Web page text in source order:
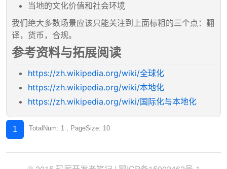
当地的文化价值和社会环境
我们绝大多数场景应该只能关注到上面标粗的三个点：翻
译，货币，合规。
参考资料与拓展阅读
https://zh.wikipedia.org/wiki/全球化
https://zh.wikipedia.org/wiki/本地化
https://zh.wikipedia.org/wiki/国际化与本地化
1 TotalNum: 1 , PageSize: 10